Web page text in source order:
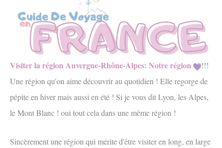
Visiter la région Auvergne-Rhône-Alpes: Notre région
!!!
Une région qu'on aime découvrir au quotidien ! Elle regorge de
pépite en hiver mais aussi en été ! Si je vous dit Lyon, les Alpes,
le Mont Blanc ! oui tout cela dans une même région !
Sincèrement une région qui mérite d'être visiter en long, en large